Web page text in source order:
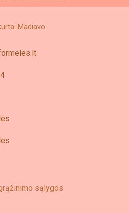
Madiavo.
sąlygos